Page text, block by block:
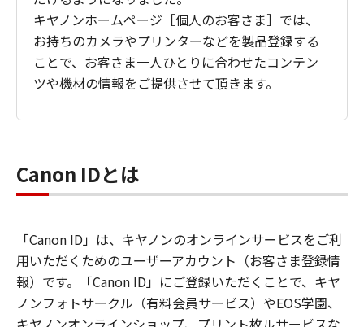
キヤノンホームページ［個人のお客さま］では、
お持ちのカメラやプリンターなどを製品登録する
ことで、お客さま一人ひとりに合わせたコンテン
ツや機材の情報をご提供させて頂きます。
Canon IDとは
「Canon ID」は、キヤノンのオンラインサービスをご利
用いただくためのユーザーアカウント（お客さま登録情
報）です。「Canon ID」にご登録いただくことで、キヤ
ノンフォトサークル（有料会員サービス）やEOS学園、